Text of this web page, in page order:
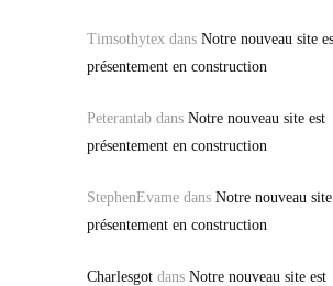
Timsothytex dans Notre nouveau site
présentement en construction
Peterantab dans Notre nouveau site est
présentement en construction
StephenEvame dans Notre nouveau
présentement en construction
Charlesgot dans Notre nouveau site est